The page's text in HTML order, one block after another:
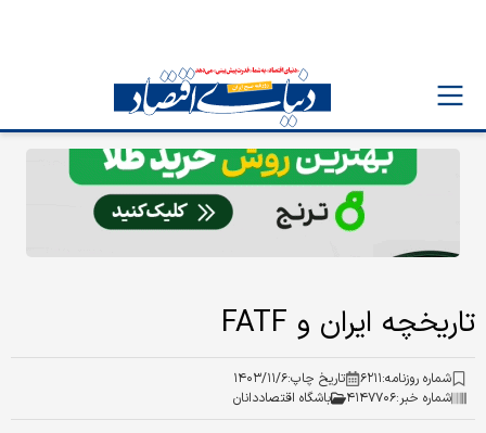
تاریخچه ایران و FATF
شماره روزنامه:۶۲۱۱ تاریخ چاپ:۱۴۰۳/۱۱/۶
شماره خبر:۴۱۴۷۷۰۶ باشگاه اقتصاددانان